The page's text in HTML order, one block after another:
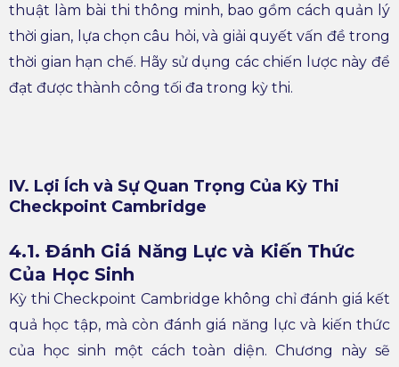
thuật làm bài thi thông minh, bao gồm cách quản lý
thời gian, lựa chọn câu hỏi, và giải quyết vấn đề trong
thời gian hạn chế. Hãy sử dụng các chiến lược này để
đạt được thành công tối đa trong kỳ thi.
IV. Lợi Ích và Sự Quan Trọng Của Kỳ Thi
Checkpoint Cambridge
4.1. Đánh Giá Năng Lực và Kiến Thức
Của Học Sinh
Kỳ thi Checkpoint Cambridge không chỉ đánh giá kết
quả học tập, mà còn đánh giá năng lực và kiến thức
của học sinh một cách toàn diện. Chương này sẽ